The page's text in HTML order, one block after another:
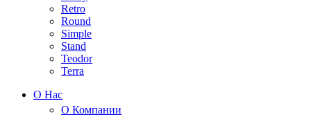
Retro
Round
Simple
Stand
Teodor
Terra
О Нас
О Компании